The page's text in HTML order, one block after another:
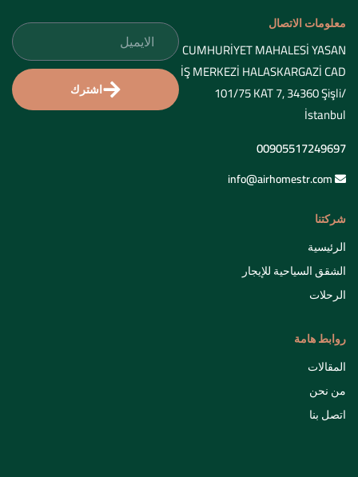
معلومات الاتصال
CUMHURİYET MAHALESİ YASAN
İŞ MERKEZİ HALASKARGAZİ CAD
101/75 KAT 7, 34360 Şişli/
İstanbul
00905517249697
info@airhomestr.com
شركتنا
الرئيسية
الشقق السياحية للإيجار
الرحلات
روابط هامة
المقالات
من نحن
اتصل بنا
اشترك